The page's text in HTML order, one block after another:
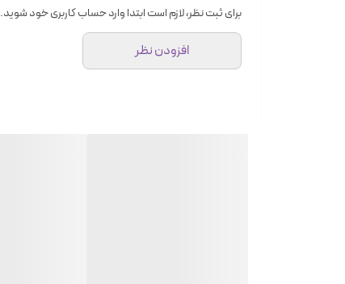
برای ثبت نظر، لازم است ابتدا وارد حساب کاربری خود شوید.
افزودن نظر